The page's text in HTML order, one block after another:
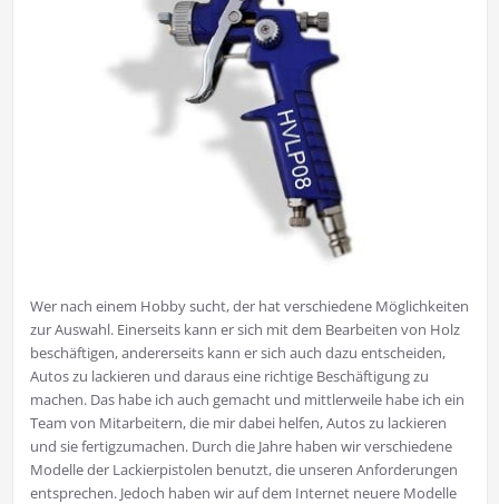
Wer nach einem Hobby sucht, der hat verschiedene Möglichkeiten
zur Auswahl. Einerseits kann er sich mit dem Bearbeiten von Holz
beschäftigen, andererseits kann er sich auch dazu entscheiden,
Autos zu lackieren und daraus eine richtige Beschäftigung zu
machen. Das habe ich auch gemacht und mittlerweile habe ich ein
Team von Mitarbeitern, die mir dabei helfen, Autos zu lackieren
und sie fertigzumachen. Durch die Jahre haben wir verschiedene
Modelle der Lackierpistolen benutzt, die unseren Anforderungen
entsprechen. Jedoch haben wir auf dem Internet neuere Modelle